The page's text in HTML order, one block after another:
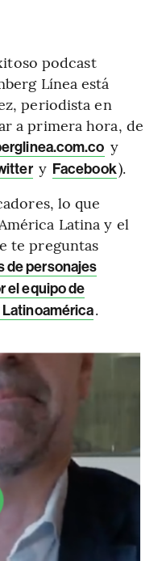
podcast
Línea está
periodista en
a primera hora, de
y
y Facebook).
lo que
Latina y el
te preguntas
de personajes
el equipo de
.